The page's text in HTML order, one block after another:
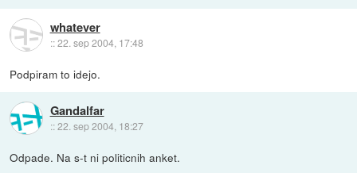
whatever
::22. sep 2004, 17:48
Podpiram to idejo.
Gandalfar
::22. sep 2004, 18:27
Odpade. Na s-t ni politicnih anket.